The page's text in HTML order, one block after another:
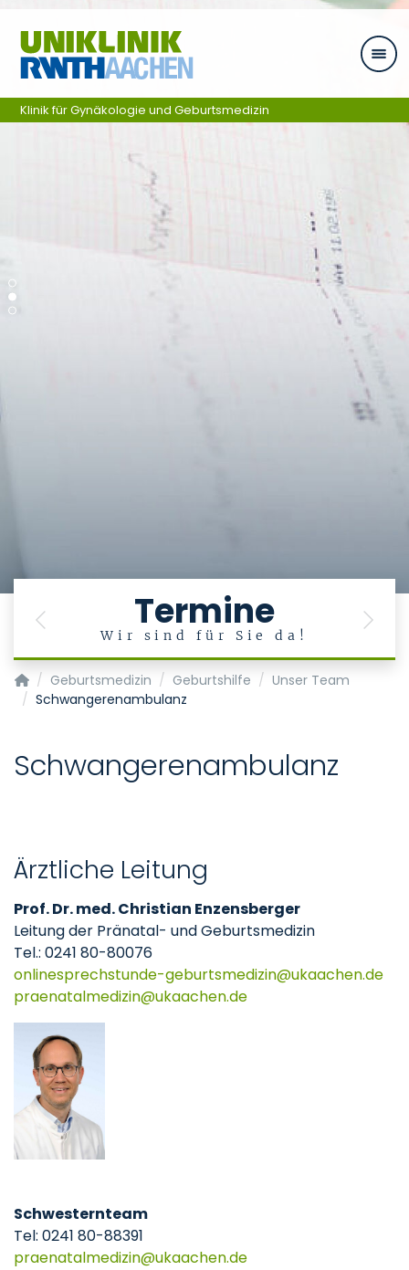
Ga naar navigatie
Termine
Wir sind für Sie da!
Previous Next
Klinik für Gynäkologie und Geburtsmedizin
Klinik für Gynäkologie und Geburtsmedizin
Geburtsmedizin Geburtshilfe
Unser Team
Schwangerenambulanz
Schwangerenambulanz
Ärztliche Leitung
Prof. Dr. med. Christian Enzensberger
Leitung der Pränatal- und Geburtsmedizin
Tel.: 0241 80-80076
onlinesprechstunde-geburtsmedizin
ukaachende
praenatalmedizin
ukaachende
Schwesternteam
Tel: 0241 80-88391
praenatalmedizin
ukaachende